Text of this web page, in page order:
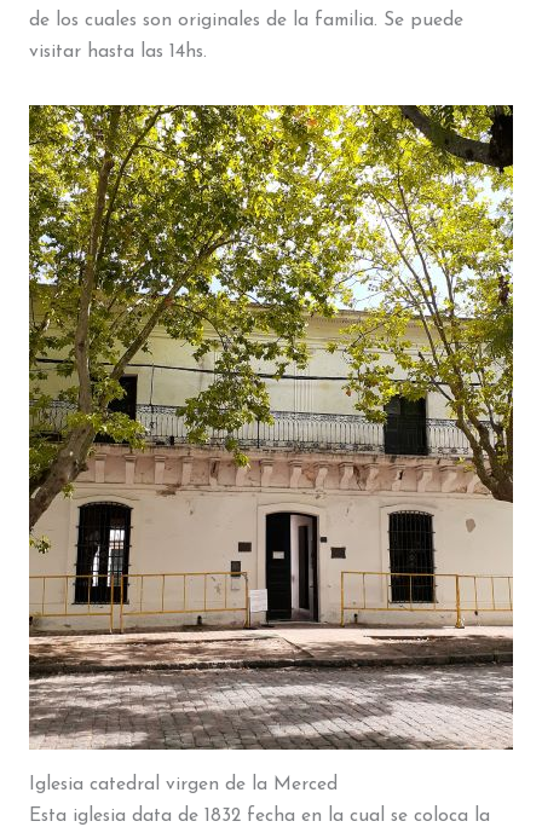
de los cuales son originales de la familia. Se puede
visitar hasta las 14hs.
Iglesia catedral virgen de la Merced
Esta iglesia data de 1832 fecha en la cual se coloca la